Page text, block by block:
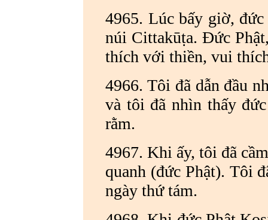
4965. Lúc bấy giờ,
núi Cittakūṭa. Đức
thích với thiền, vui
4966. Tôi đã dẫn đầu
và tôi đã nhìn thấy
rằm.
4967. Khi ấy, tôi đã
quanh (đức Phật). Tôi
ngày thứ tám.